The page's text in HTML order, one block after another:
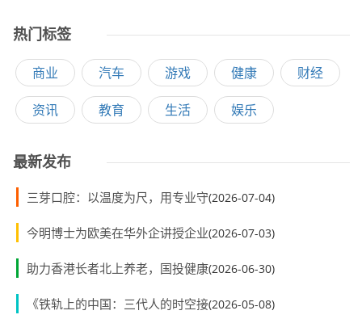
热门标签
商业 汽车 游戏 健康 财经
资讯 教育 生活 娱乐
最新发布
三芽口腔：以温度为尺，用专业守(2026-07-04)
今明博士为欧美在华外企讲授企业(2026-07-03)
助力香港长者北上养老，国投健康(2026-06-30)
《铁轨上的中国：三代人的时空接(2026-05-08)